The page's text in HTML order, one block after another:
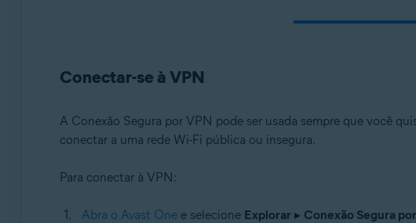
Conectar-se à VPN
A Conexão Segura por VPN pode ser usada sempre que você
conectar a uma rede Wi-Fi pública ou insegura.
Para conectar à VPN:
Abra o Avast Onee selecione Explorar ▸ Conexão Segura